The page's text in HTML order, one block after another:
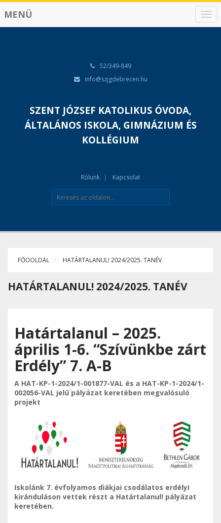
N
a
MENÜ
52/349-849
info@szjgdebrecen.hu
SZENT JÓZSEF KATOLIKUS ÓVODA,
ÁLTALÁNOS ISKOLA, GIMNÁZIUM ÉS
KOLLÉGIUM
Rólunk Kapcsolat
FŐOOLDAL HATÁRTALANUL! 2024/2025. TANÉV
HATÁRTALANUL! 2024/2025. TANÉV
Határtalanul – 2025.
április 1-6. “Szívünkbe zárt
Erdély” 7. A-B
A HAT-KP-1-2024/1-001877-VAL és a HAT-KP-1-2024/1-
002056-VAL jelű pályázat keretében megvalósuló
projekt
Iskolánk 7. évfolyamos diákjai csodálatos erdélyi
kiránduláson vettek részt a Határtalanul! pályázat
keretében.